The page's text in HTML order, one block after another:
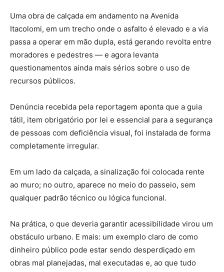
Uma obra de calçada em andamento na Avenida
Itacolomi, em um trecho onde o asfalto é elevado e a via
passa a operar em mão dupla, está gerando revolta entre
moradores e pedestres — e agora levanta
questionamentos ainda mais sérios sobre o uso de
recursos públicos.
Denúncia recebida pela reportagem aponta que a guia
tátil, item obrigatório por lei e essencial para a segurança
de pessoas com deficiência visual, foi instalada de forma
completamente irregular.
Em um lado da calçada, a sinalização foi colocada rente
ao muro; no outro, aparece no meio do passeio, sem
qualquer padrão técnico ou lógica funcional.
Na prática, o que deveria garantir acessibilidade virou um
obstáculo urbano. E mais: um exemplo claro de como
dinheiro público pode estar sendo desperdiçado em
obras mal planejadas, mal executadas e, ao que tudo